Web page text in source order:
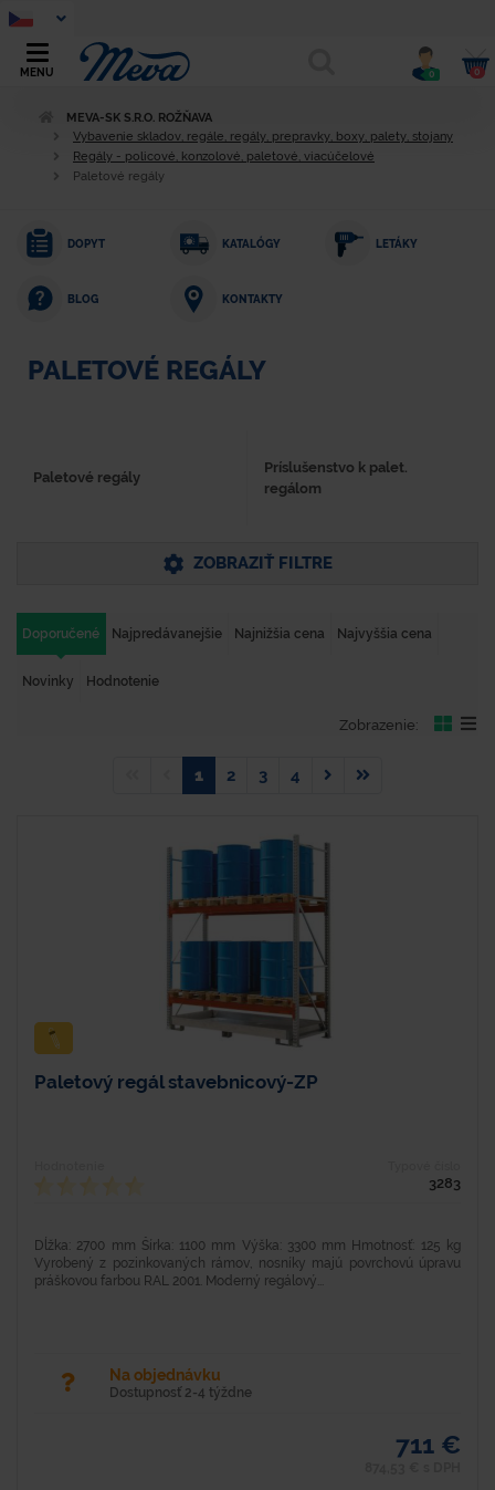
MENU 0 0
MEVA-SK S.R.O. ROŽŇAVA
Vybavenie skladov, regále, regály, prepravky, boxy, palety, stojany
Regály - policové, konzolové, paletové, viacúčelové
Paletové regály
DOPYT KATALÓGY LETÁKY
BLOG KONTAKTY
PALETOVÉ REGÁLY
Paletové regály
Príslušenstvo k palet.
regálom
ZOBRAZIŤ FILTRE
Doporučené Najpredávanejšie Najnižšia cena Najvyššia cena
Novinky Hodnotenie
Zobrazenie:
1 2 3 4
Paletový regál stavebnicový-ZP
3283
Dĺžka: 2700 mm Šírka: 1100 mm Výška: 3300 mm Hmotnosť: 125 kg
Vyrobený z pozinkovaných rámov, nosníky majú povrchovú úpravu
práškovou farbou RAL 2001. Moderný regálový...
Na objednávku
Dostupnosť 2-4 týždne
711 €